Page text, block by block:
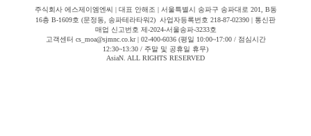
주식회사 에스제이엠엔씨 | 대표 안해조 | 서울특별시 송파구 송파대로 201, B동
16층 B-1609호 (문정동, 송파테라타워2) 사업자등록번호 218-87-02390 | 통신판
매업 신고번호 제-2024-서울송파-3233호
고객센터 cs_moa@sjmnc.co.kr | 02-400-6036 (평일 10:00~17:00 / 점심시간
12:30~13:30 / 주말 및 공휴일 휴무)
AsiaN. ALL RIGHTS RESERVED